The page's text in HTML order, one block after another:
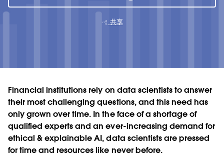
共享
Financial institutions rely on data scientists to answer
their most challenging questions, and this need has
only grown over time. In the face of a shortage of
qualified experts and an ever-increasing demand for
ethical & explainable AI, data scientists are pressed
for time and resources like never before.